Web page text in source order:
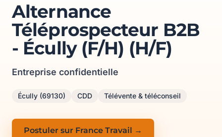
Alternance
Téléprospecteur B2B
- Écully (F/H) (H/F)
Entreprise confidentielle
Écully (69130) CDD Télévente & téléconseil
Postuler sur France Travail →